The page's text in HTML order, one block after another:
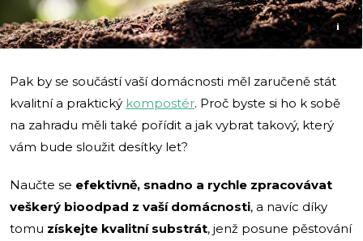
i
Pak by se součástí vaší domácnosti měl zaručeně stát
kvalitní a praktický kompostér. Proč byste si ho k sobě
na zahradu měli také pořídit a jak vybrat takový, který
vám bude sloužit desítky let?
Naučte se efektivně, snadno a rychle zpracovávat
veškerý bioodpad z vaší domácnosti, a navíc díky
tomu získejte kvalitní substrát, jenž posune pěstování